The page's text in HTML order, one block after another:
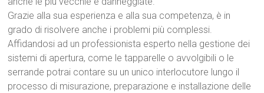
Grazie alla sua esperienza e alla sua competenza, è in
grado di risolvere anche i problemi più complessi.
Affidandosi ad un professionista esperto nella gestione dei
sistemi di apertura, come le tapparelle o avvolgibili o le
serrande potrai contare su un unico interlocutore lungo il
processo di misurazione, preparazione e installazione delle